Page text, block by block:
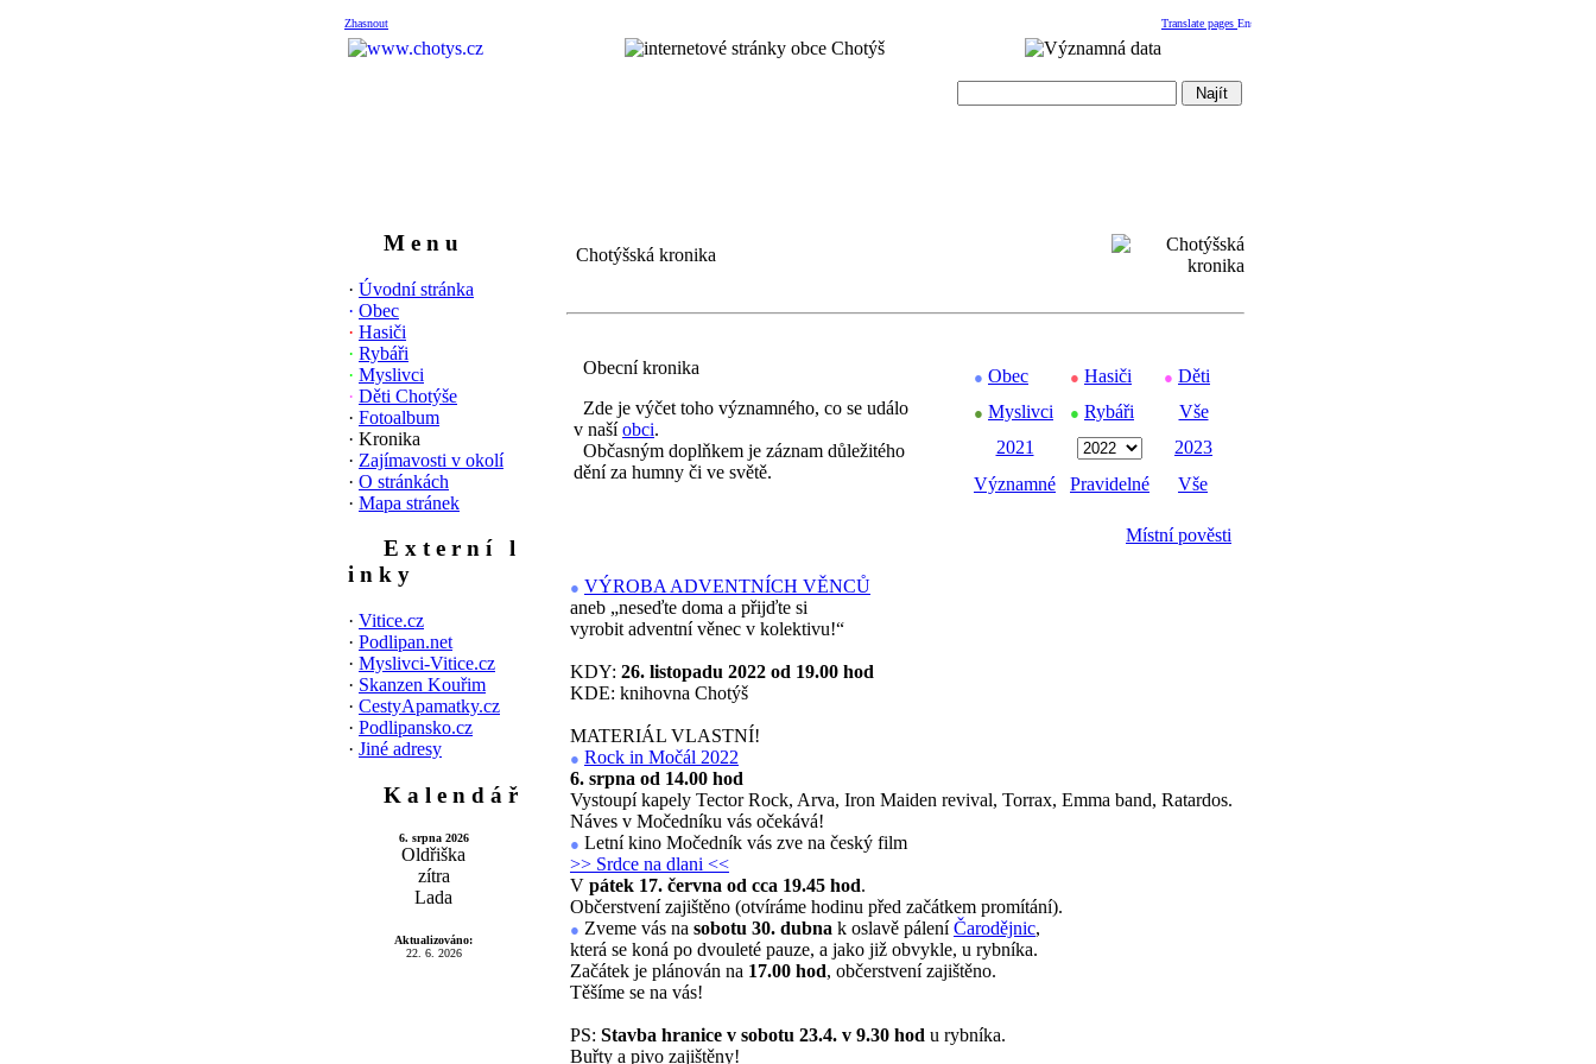
Zhasnout Translate pages
M e n u
· Úvodní stránka
· Obec
· Hasiči
· Rybáři
· Myslivci
· Děti Chotýše
· Fotoalbum
· Kronika
· Zajímavosti v okolí
· O stránkách
· Mapa stránek
E x t e r n í l
i n k y
· Vitice.cz
· Podlipan.net
· Myslivci-Vitice.cz
· Skanzen Kouřim
· CestyApamatky.cz
· Podlipansko.cz
· Jiné adresy
K a l e n d á ř
6. srpna 2026
Oldřiška
zítra
Lada
Aktualizováno:
22. 6. 2026
Chotýšská kronika
Obecní kronika
Zde je výčet toho významného, co se událo
v našíobci.
Občasným doplňkem je záznam důležitého
dění za humny či ve světě.
● Obec ● Hasiči ● Děti
● Myslivci ● Rybáři
Vše
2021
2023
Významné
Pravidelné Vše
Místní pověsti
● VÝROBA ADVENTNÍCH VĚNCŮ
aneb „neseďte doma a přijďte si
vyrobit adventní věnec v kolektivu!“
KDY: 26. listopadu 2022 od 19.00 hod
KDE: knihovna Chotýš
MATERIÁL VLASTNÍ!
● Rock in Močál 2022
6. srpna od 14.00 hod
Vystoupí kapely Tector Rock, Arva, Iron Maiden revival, Torrax, Emma band, Ratardos.
Náves v Močedníku vás očekává!
● Letní kino Močedník vás zve na český film
>> Srdce na dlani <<
V pátek 17. června od cca 19.45 hod.
Občerstvení zajištěno (otvíráme hodinu před začátkem promítání).
● Zveme vás na sobotu 30. dubna k oslavě páleníČarodějnic,
která se koná po dvouleté pauze, a jako již obvykle, u rybníka.
Začátek je plánován na 17.00 hod, občerstvení zajištěno.
Těšíme se na vás!
PS: Stavba hranice v sobotu 23.4. v 9.30 hod u rybníka.
Buřty a pivo zajištěny!